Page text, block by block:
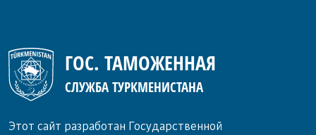
совершения правонарушений в области
таможенного дела 1. В случае реализации
ГОС. ТАМОЖЕННАЯ
СЛУЖБА ТУРКМЕНИСТАНА
Этот сайт разработан Государственной